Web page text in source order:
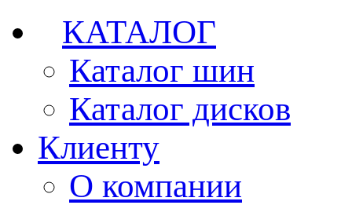
КАТАЛОГ
Каталог шин
Каталог дисков
Клиенту
О компании